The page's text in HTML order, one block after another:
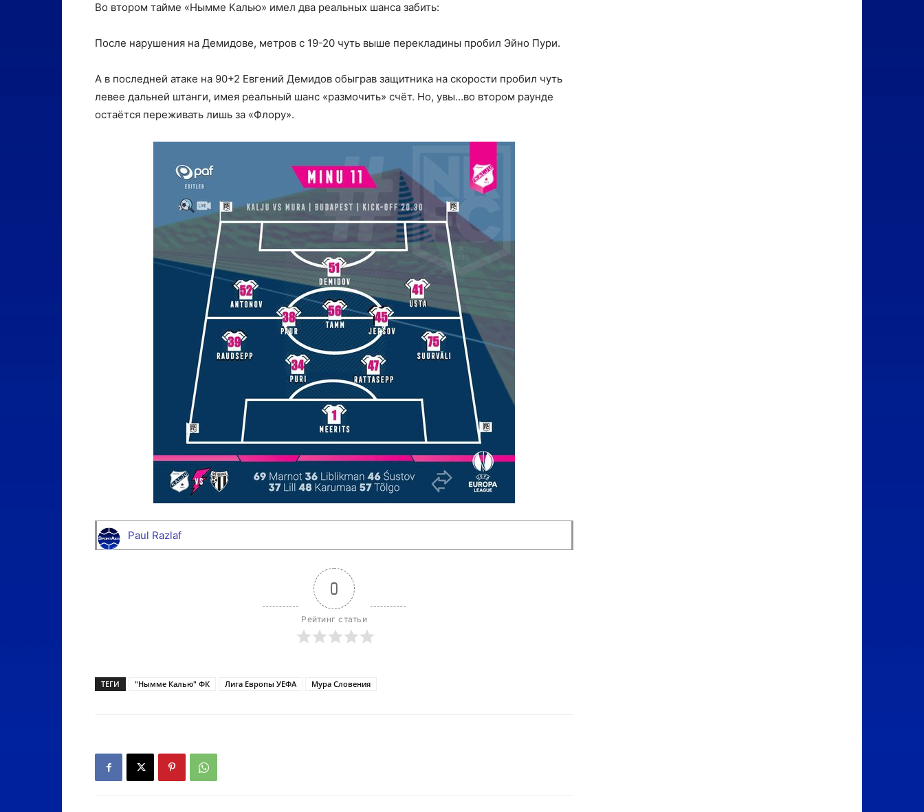
Во втором тайме «Нымме Калью» имел два реальных шанса забить:
После нарушения на Демидове, метров с 19-20 чуть выше перекладины пробил Эйно Пури.
А в последней атаке на 90+2 Евгений Демидов обыграв защитника на скорости пробил чуть
левее дальней штанги, имея реальный шанс «размочить» счёт. Но, увы…во втором раунде
остаётся переживать лишь за «Флору».
Paul Razlaf
0
Рейтинг статьи
ТЕГИ "Нымме Калью" ФК Лига Европы УЕФА Мура Словения